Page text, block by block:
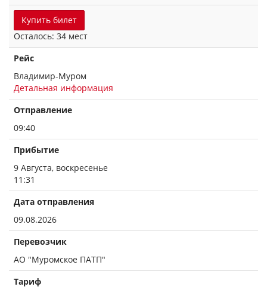
Купить билет
Осталось: 34 мест
Рейс
Владимир-Муром
Детальная информация
Отправление
09:40
Прибытие
9 Августа, воскресенье
11:31
Дата отправления
09.08.2026
Перевозчик
АО "Муромское ПАТП"
Тариф